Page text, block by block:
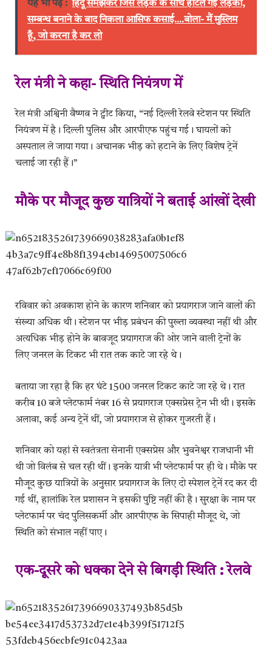
यह भी पढ़ें : हिंदू समझकर जिस लड़के के साथ होटल गई लड़की,
सम्बन्ध बनाने के बाद निकला आसिफ कसाई....बोला- मैं मुस्लिम
हूँ, जो करना है कर लो
रेल मंत्री ने कहा- स्थिति नियंत्रण में
रेल मंत्री अश्विनी वैष्णव ने ट्वीट किया, “नई दिल्ली रेलवे स्टेशन पर स्थिति
नियंत्रण में है। दिल्ली पुलिस और आरपीएफ पहुंच गई। घायलों को
अस्पताल ले जाया गया। अचानक भीड़ को हटाने के लिए विशेष ट्रेनें
चलाई जा रही हैं।”
मौके पर मौजूद कुछ यात्रियों ने बताई आंखों देखी
रविवार को अवकाश होने के कारण शनिवार को प्रयागराज जाने वालों की
संख्या अधिक थी। स्टेशन पर भीड़ प्रबंधन की पुख्ता व्यवस्था नहीं थी और
अत्यधिक भीड़ होने के बावजूद प्रयागराज की ओर जाने वाली ट्रेनों के
लिए जनरल के टिकट भी रात तक काटे जा रहे थे।
बताया जा रहा है कि हर घंटे 1500 जनरल टिकट काटे जा रहे थे। रात
करीब 10 बजे प्लेटफार्म नंबर 16 से प्रयागराज एक्सप्रेस ट्रेन भी थी। इसके
अलावा, कई अन्य ट्रेनें थीं, जो प्रयागराज से होकर गुजरती हैं।
शनिवार को यहां से स्वतंत्रता सेनानी एक्सप्रेस और भुवनेश्वर राजधानी भी
थी जो विलंब से चल रही थीं। इनके यात्री भी प्लेटफार्म पर ही थे। मौके पर
मौजूद कुछ यात्रियों के अनुसार प्रयागराज के लिए दो स्पेशल ट्रेनें रद कर दी
गई थीं, हालांकि रेल प्रशासन ने इसकी पुष्टि नहीं की है। सुरक्षा के नाम पर
प्लेटफार्म पर चंद पुलिसकर्मी और आरपीएफ के सिपाही मौजूद थे, जो
स्थिति को संभाल नहीं पाए।
एक-दूसरे को धक्का देने से बिगड़ी स्थिति : रेलवे